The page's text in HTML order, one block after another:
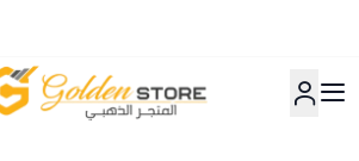
المتجر الذهبي